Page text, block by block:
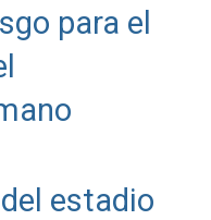
para el
estadio